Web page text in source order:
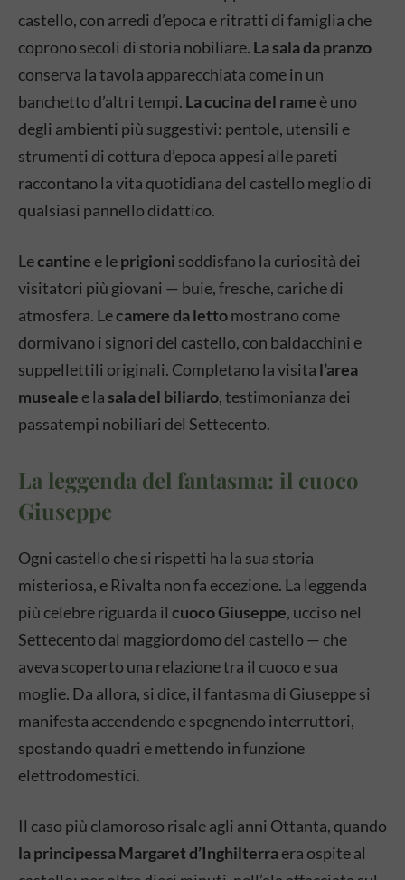
castello, con arredi d’epoca e ritratti di famiglia che
coprono secoli di storia nobiliare. La sala da pranzo
conserva la tavola apparecchiata come in un
banchetto d’altri tempi. La cucina del rame è uno
degli ambienti più suggestivi: pentole, utensili e
strumenti di cottura d’epoca appesi alle pareti
raccontano la vita quotidiana del castello meglio di
qualsiasi pannello didattico.
Lecantine e leprigioni soddisfano la curiosità dei
visitatori più giovani — buie, fresche, cariche di
atmosfera. Lecamere da lettomostrano come
dormivano i signori del castello, con baldacchini e
suppellettili originali. Completano la visita l’area
museale e lasala del biliardo, testimonianza dei
passatempi nobiliari del Settecento.
La leggenda del fantasma: il cuoco
Giuseppe
Ogni castello che si rispetti ha la sua storia
misteriosa, e Rivalta non fa eccezione. La leggenda
più celebre riguarda il cuoco Giuseppe, ucciso nel
Settecento dal maggiordomo del castello — che
aveva scoperto una relazione tra il cuoco e sua
moglie. Da allora, si dice, il fantasma di Giuseppe si
manifesta accendendo e spegnendo interruttori,
spostando quadri e mettendo in funzione
elettrodomestici.
Il caso più clamoroso risale agli anni Ottanta, quando
la principessa Margaret d’Inghilterraera ospite al